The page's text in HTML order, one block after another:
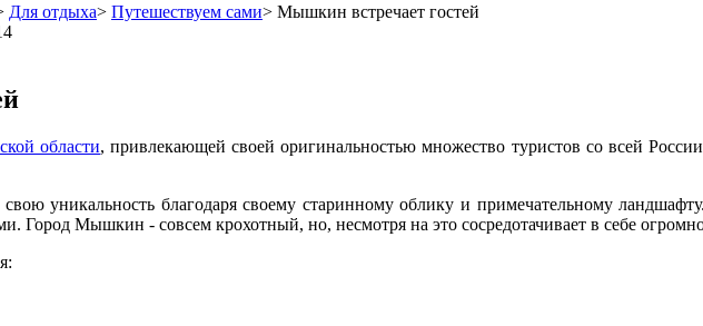
Для отдыха> Путешествуем сами> Мышкин встречает гостей
области, привлекающей своей оригинальностью множество туристов со всей
уникальность благодаря своему старинному облику и примечательному
Город Мышкин - совсем крохотный, но, несмотря на это сосредотачивает в себе